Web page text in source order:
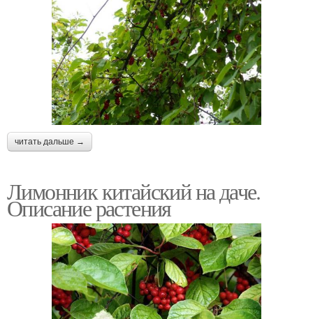
читать дальше →
Лимонник китайский на даче.
Описание растения